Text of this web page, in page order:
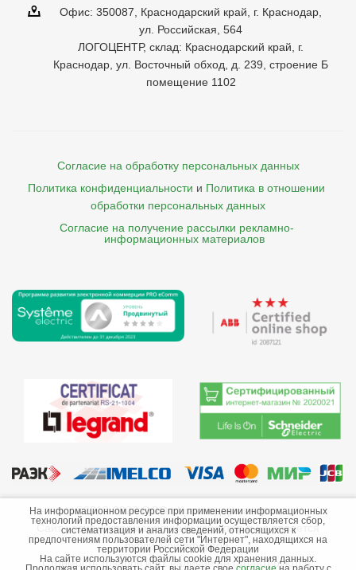
Офис: 350087, Краснодарский край, г. Краснодар,
ул. Российская, 564
ЛОГОЦЕНТР, склад: Краснодарский край, г.
Краснодар, ул. Восточный обход, д. 239, строение Б
помещение 1102
Согласие на обработку персональных данных
Политика конфиденциальности и Политика в отношении
обработки персональных данных
Согласие на получение рассылки рекламно-
    информационных материалов
©2013-2026 ООО «Краснодарэлектро»
Сайт носит информационный характер и не является
публичной офертой.
Стоимость товаров и их наличие не гарантируются.
На информационном ресурсе при применении информационных
технологий предоставления информации осуществляется сбор,
систематизация и анализ сведений, относящихся к
предпочтениям пользователей сети "Интернет", находящихся на
территории Российской Федерации
На сайте используются файлы cookie для хранения данных.